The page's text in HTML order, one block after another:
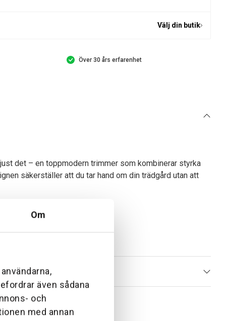
Om
även sådana
och
med annan
Välj din butik
Över 30 års erfarenhet
det – en toppmodern trimmer som kombinerar styrka
säkerställer att du tar hand om din trädgård utan att
behov.